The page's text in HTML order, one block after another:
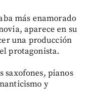
más enamorado
aparece en su
una producción
protagonista.
saxofones, pianos
y